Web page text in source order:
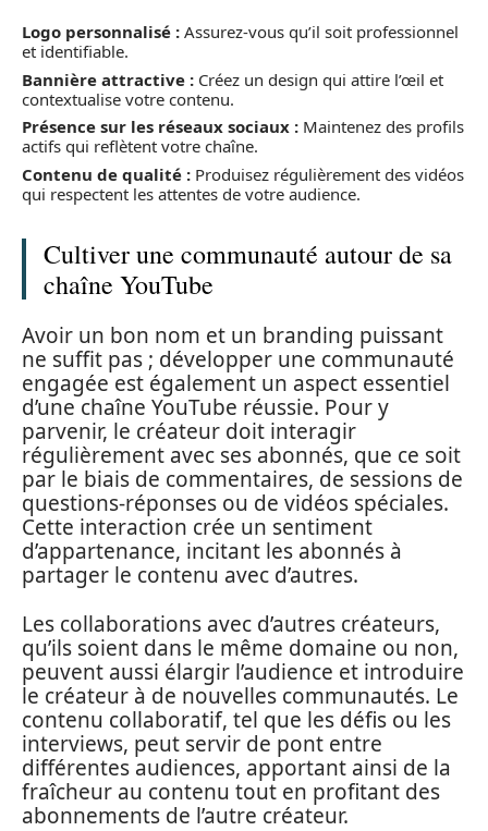
Logo personnalisé : Assurez-vous qu’il soit professionnel
et identifiable.
Bannière attractive : Créez un design qui attire l’œil et
contextualise votre contenu.
Présence sur les réseaux sociaux : Maintenez des profils
actifs qui reflètent votre chaîne.
Contenu de qualité : Produisez régulièrement des vidéos
qui respectent les attentes de votre audience.
Cultiver une communauté autour de sa
chaîne YouTube
Avoir un bon nom et un branding puissant
ne suffit pas ; développer une communauté
engagée est également un aspect essentiel
d’une chaîne YouTube réussie. Pour y
parvenir, le créateur doit interagir
régulièrement avec ses abonnés, que ce soit
par le biais de commentaires, de sessions de
questions-réponses ou de vidéos spéciales.
Cette interaction crée un sentiment
d’appartenance, incitant les abonnés à
partager le contenu avec d’autres.
Les collaborations avec d’autres créateurs,
qu’ils soient dans le même domaine ou non,
peuvent aussi élargir l’audience et introduire
le créateur à de nouvelles communautés. Le
contenu collaboratif, tel que les défis ou les
interviews, peut servir de pont entre
différentes audiences, apportant ainsi de la
fraîcheur au contenu tout en profitant des
abonnements de l’autre créateur.